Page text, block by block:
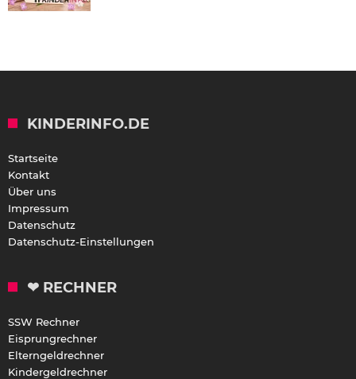
KINDERINFO.DE
Startseite
Kontakt
Über uns
Impressum
Datenschutz
Datenschutz-Einstellungen
❤ RECHNER
SSW Rechner
Eisprungrechner
Elterngeldrechner
Kindergeldrechner